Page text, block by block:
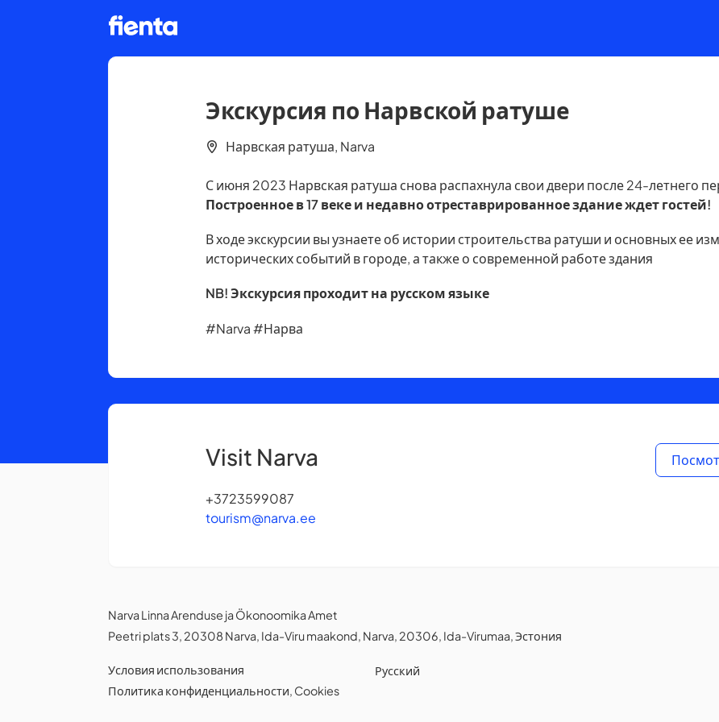
Экскурсия по Нарвской ратуше
Нарвская ратуша, Narva
С июня 2023 Нарвская ратуша снова распахнула свои двери после 24-летнего
Построенное в 17 веке и недавно отреставрированное здание ждет гостей!
В ходе экскурсии вы узнаете об истории строительства ратуши и основных ее
исторических событий в городе, а также о современной работе здания
NB! Экскурсия проходит на русском языке
#Narva #Нарва
Visit Narva
+3723599087
tourism@narva.ee
Narva Linna Arenduse ja Ökonoomika Amet
Peetri plats 3, 20308 Narva, Ida-Viru maakond, Narva, 20306, Ida-Virumaa, Эстония
Условия использования
Политика конфиденциальности Cookies
Русский